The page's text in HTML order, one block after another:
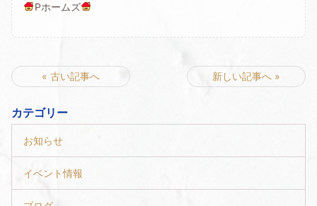
Pホームズ
« 古い記事へ 新しい記事へ »
カテゴリー
お知らせ
イベント情報